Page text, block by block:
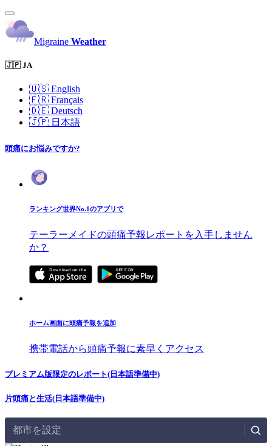
Migraine Weather
🇯🇵 JA
🇺🇸 English
🇫🇷 Français
🇩🇪 Deutsch
🇯🇵 日本語
頭痛にお悩みですか?
ランキング世界No.1のアプリで
テーラーメイドの頭痛予報レポートを入手しません
か？
ホーム画面に頭痛予報を追加
携帯電話から頭痛予報に素早くアクセス
プレミアム版限定のレポート(日本語準備中)
片頭痛と生活(日本語準備中)
都市を設定